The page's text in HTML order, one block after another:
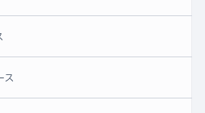
ス